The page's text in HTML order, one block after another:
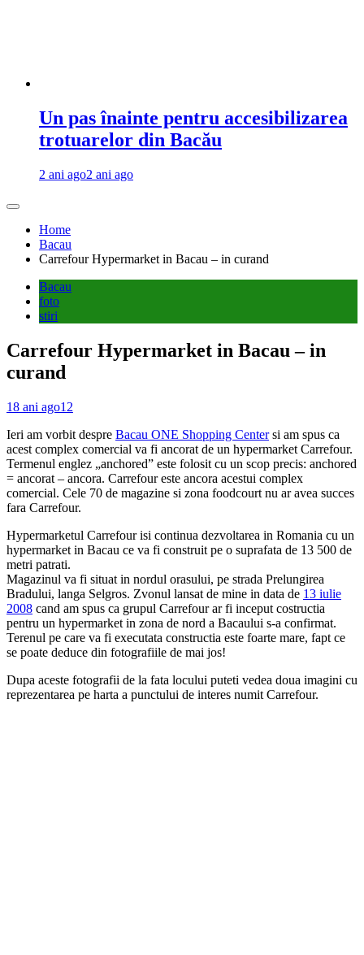
Un pas înainte pentru accesibilizarea
trotuarelor din Bacău
2 ani ago2 ani ago
Home
Bacau
Carrefour Hypermarket in Bacau – in curand
Bacau
foto
stiri
Carrefour Hypermarket in Bacau – in
curand
18 ani ago12
Ieri am vorbit despre Bacau ONE Shopping Centersi am spus ca
acest complex comercial va fi ancorat de un hypermarket Carrefour.
Termenul englez „anchored” este folosit cu un scop precis: anchored
= ancorat – ancora. Carrefour este ancora acestui complex
comercial. Cele 70 de magazine si zona foodcourt nu ar avea succes
fara Carrefour.
Hypermarketul Carrefour isi continua dezvoltarea in Romania cu un
hypermarket in Bacau ce va fi construit pe o suprafata de 13 500 de
metri patrati.
Magazinul va fi situat in nordul orasului, pe strada Prelungirea
Bradului, langa Selgros. Zvonul lansat de mine in data de 13 iulie
2008 cand am spus ca grupul Carrefour ar fi inceput costructia
pentru un hypermarket in zona de nord a Bacaului s-a confirmat.
Terenul pe care va fi executata constructia este foarte mare, fapt ce
se poate deduce din fotografiile de mai jos!
Dupa aceste fotografii de la fata locului puteti vedea doua imagini cu
reprezentarea pe harta a punctului de interes numit Carrefour.